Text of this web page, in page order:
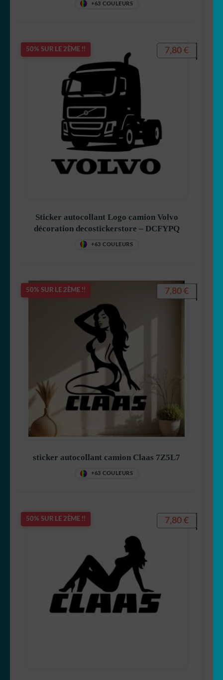
+63 COULEURS
50% SUR LE 2ÈME !!
Sticker autocollant Logo camion Volvo
décoration decostickerstore – DCFYPQ
+63 COULEURS
7,80 €
50% SUR LE 2ÈME !!
sticker autocollant camion Claas 7Z5L7
+63 COULEURS
7,80 €
50% SUR LE 2ÈME !! 7,80 €